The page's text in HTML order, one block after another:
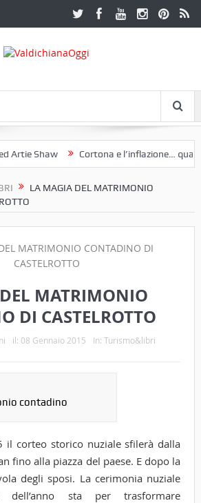
Shaw Cortona e l’inflazione…
LA MAGIA DEL MATRIMONIO
MATRIMONIO
DI CASTELROTTO
il: 08 Gennaio 2015 In: Turismo&libri
contadino
il corteo storico nuziale sfilerà dalla
fino alla piazza del paese. E dopo la
degli sposi. La cerimonia nuziale
dell’anno sta per trasformare